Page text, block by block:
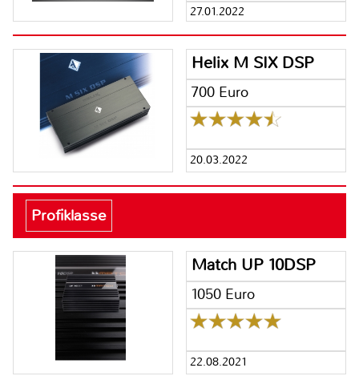
27.01.2022
Helix M SIX DSP
700 Euro
20.03.2022
Profiklasse
Match UP 10DSP
1050 Euro
22.08.2021